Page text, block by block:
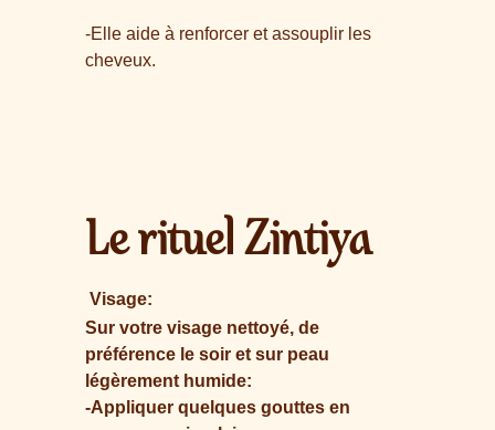
-Elle aide à renforcer et assouplir les
cheveux.
Le rituel Zintiya
Visage:
Sur votre visage nettoyé, de
préférence le soir et sur peau
légèrement humide:
-Appliquer quelques gouttes en